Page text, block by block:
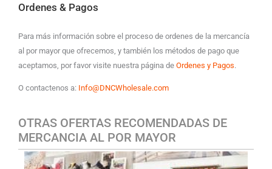
Ordenes & Pagos
Para más información sobre el proceso de ordenes de la mercancía
al por mayor que ofrecemos, y también los métodos de pago que
aceptamos, por favor visite nuestra página de Ordenes y Pagos.
O contactenos a: Info@DNCWholesale.com
OTRAS OFERTAS RECOMENDADAS DE
MERCANCIA AL POR MAYOR